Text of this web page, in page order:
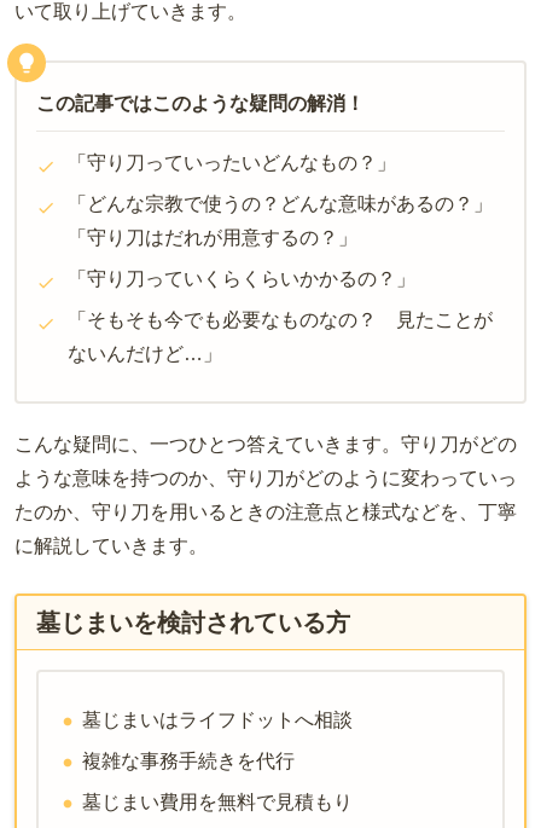
いて取り上げていきます。
この記事ではこのような疑問の解消！
「守り刀っていったいどんなもの？」
「どんな宗教で使うの？どんな意味があるの？」
「守り刀はだれが用意するの？」
「守り刀っていくらくらいかかるの？」
「そもそも今でも必要なものなの？ 見たことが
ないんだけど…」
こんな疑問に、一つひとつ答えていきます。守り刀がどの
ような意味を持つのか、守り刀がどのように変わっていっ
たのか、守り刀を用いるときの注意点と様式などを、丁寧
に解説していきます。
墓じまいを検討されている方
墓じまいはライフドットへ相談
複雑な事務手続きを代行
墓じまい費用を無料で見積もり